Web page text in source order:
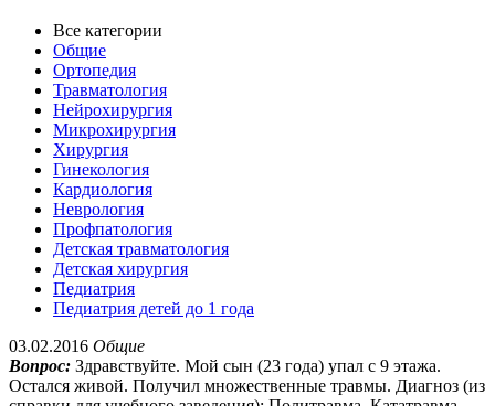
Все категории
Общие
Ортопедия
Травматология
Нейрохирургия
Микрохирургия
Хирургия
Гинекология
Кардиология
Неврология
Профпатология
Детская травматология
Детская хирургия
Педиатрия
Педиатрия детей до 1 года
03.02.2016 Общие
Вопрос: Здравствуйте. Мой сын (23 года) упал с 9 этажа.
Остался живой. Получил множественные травмы. Диагноз (из